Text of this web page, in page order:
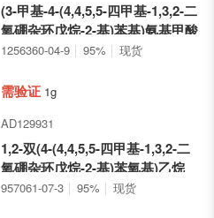
(3-甲基-4-(4,4,5,5-四甲基-1,3,2-二
氧硼杂环戊烷-2-基)苯基)氨基甲酸
叔丁酯
1256360-04-9 95% 现货
需验证 1g
AD129931
1,2-双(4-(4,4,5,5-四甲基-1,3,2-二
氧硼杂环戊烷-2-基)苯氧基)乙烷
957061-07-3 95% 现货